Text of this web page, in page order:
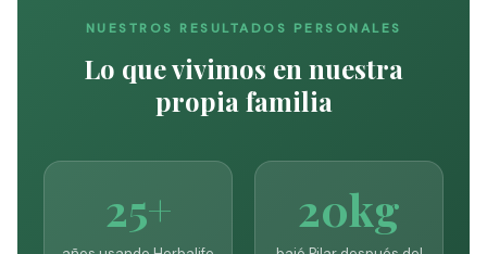
NUESTROS RESULTADOS PERSONALES
Lo que vivimos en nuestra
propia familia
25+ 20kg